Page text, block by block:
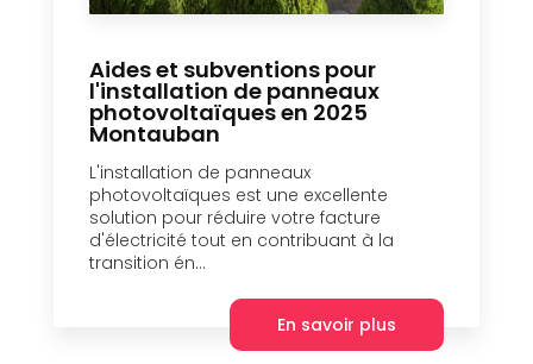
Aides et subventions pour
l'installation de panneaux
photovoltaïques en 2025
Montauban
L'installation de panneaux
photovoltaïques est une excellente
solution pour réduire votre facture
d'électricité tout en contribuant à la
transition én...
En savoir plus